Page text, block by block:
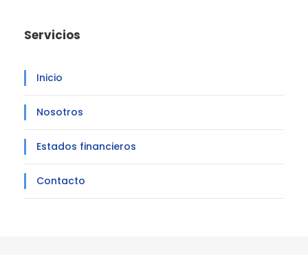
Servicios
Inicio
Nosotros
Estados financieros
Contacto